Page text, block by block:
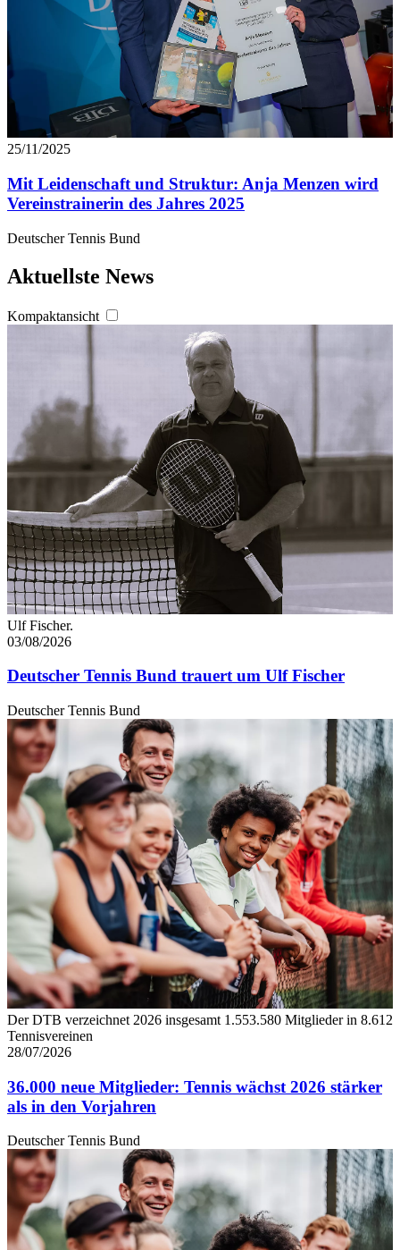
25/11/2025
Mit Leidenschaft und Struktur: Anja Menzen wird
Vereinstrainerin des Jahres 2025
Deutscher Tennis Bund
Aktuellste News
Kompaktansicht
Ulf Fischer.
03/08/2026
Deutscher Tennis Bund trauert um Ulf Fischer
Deutscher Tennis Bund
Der DTB verzeichnet 2026 insgesamt 1.553.580 Mitglieder in 8.612
Tennisvereinen
28/07/2026
36.000 neue Mitglieder: Tennis wächst 2026 stärker
als in den Vorjahren
Deutscher Tennis Bund